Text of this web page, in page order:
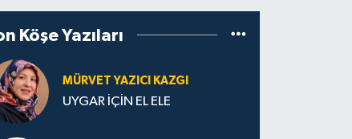
Köşe Yazıları
MÜRVET YAZICI KAZGI
UYGAR İÇİN EL ELE